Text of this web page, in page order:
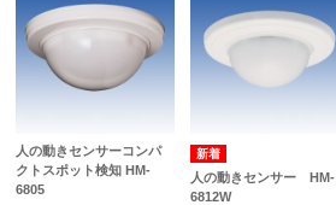
人の動きセンサーコンパ
クトスポット検知 HM-
6805
人の動きセンサー HM-
6812W